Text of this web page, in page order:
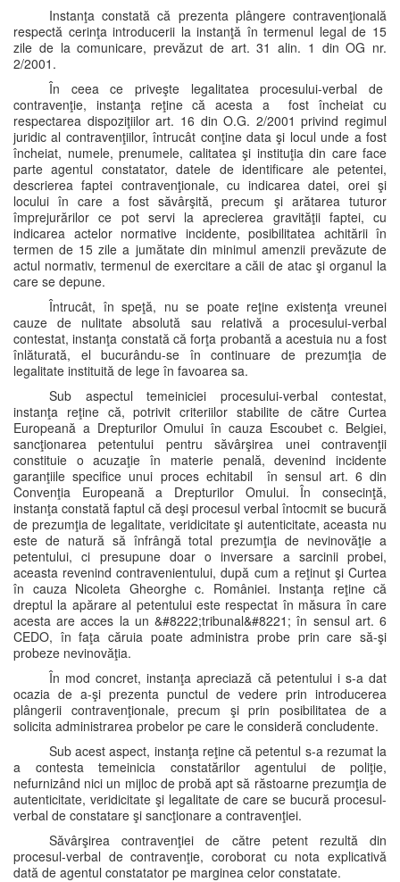
Instanţa constată că prezenta plângere contravenţională
respectă cerinţa introducerii la instanţă în termenul legal de 15
zile de la comunicare, prevăzut de art. 31 alin. 1 din OG nr.
2/2001.
În ceea ce priveşte legalitatea procesului-verbal de
contravenţie, instanţa reţine că acesta a fost încheiat cu
respectarea dispoziţiilor art. 16 din O.G. 2/2001 privind regimul
juridic al contravenţiilor, întrucât conţine data şi locul unde a fost
încheiat, numele, prenumele, calitatea şi instituţia din care face
parte agentul constatator, datele de identificare ale petentei,
descrierea faptei contravenţionale, cu indicarea datei, orei şi
locului în care a fost săvârşită, precum şi arătarea tuturor
împrejurărilor ce pot servi la aprecierea gravităţii faptei, cu
indicarea actelor normative incidente, posibilitatea achitării în
termen de 15 zile a jumătate din minimul amenzii prevăzute de
actul normativ, termenul de exercitare a căii de atac şi organul la
care se depune.
Întrucât, în speţă, nu se poate reţine existenţa vreunei
cauze de nulitate absolută sau relativă a procesului-verbal
contestat, instanţa constată că forţa probantă a acestuia nu a fost
înlăturată, el bucurându-se în continuare de prezumţia de
legalitate instituită de lege în favoarea sa.
Sub aspectul temeiniciei procesului-verbal contestat,
instanţa reţine că, potrivit criteriilor stabilite de către Curtea
Europeană a Drepturilor Omului în cauza Escoubet c. Belgiei,
sancţionarea petentului pentru săvârşirea unei contravenţii
constituie o acuzaţie în materie penală, devenind incidente
garanţiile specifice unui proces echitabil în sensul art. 6 din
Convenţia Europeană a Drepturilor Omului. În consecinţă,
instanţa constată faptul că deşi procesul verbal întocmit se bucură
de prezumţia de legalitate, veridicitate şi autenticitate, aceasta nu
este de natură să înfrângă total prezumţia de nevinovăţie a
petentului, ci presupune doar o inversare a sarcinii probei,
aceasta revenind contravenientului, după cum a reţinut şi Curtea
în cauza Nicoleta Gheorghe c. României. Instanţa reţine că
dreptul la apărare al petentului este respectat în măsura în care
acesta are acces la un &#8222;tribunal&#8221; în sensul art. 6
CEDO, în faţa căruia poate administra probe prin care să-şi
probeze nevinovăţia.
În mod concret, instanţa apreciază că petentului i s-a dat
ocazia de a-şi prezenta punctul de vedere prin introducerea
plângerii contravenţionale, precum şi prin posibilitatea de a
solicita administrarea probelor pe care le consideră concludente.
Sub acest aspect, instanţa reţine că petentul s-a rezumat la
a contesta temeinicia constatărilor agentului de poliţie,
nefurnizând nici un mijloc de probă apt să răstoarne prezumţia de
autenticitate, veridicitate şi legalitate de care se bucură procesul-
verbal de constatare şi sancţionare a contravenţiei.
Săvârşirea contravenţiei de către petent rezultă din
procesul-verbal de contravenţie, coroborat cu nota explicativă
dată de agentul constatator pe marginea celor constatate.